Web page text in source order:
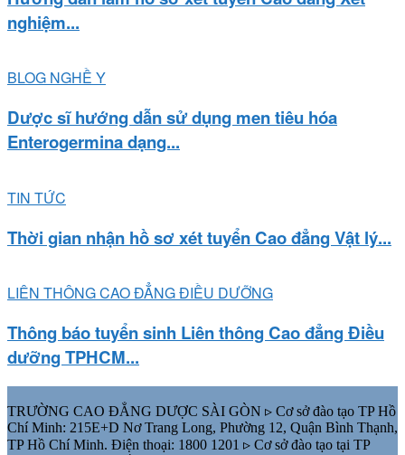
nghiệm...
BLOG NGHỀ Y
Dược sĩ hướng dẫn sử dụng men tiêu hóa
Enterogermina dạng...
TIN TỨC
Thời gian nhận hồ sơ xét tuyển Cao đẳng Vật lý...
LIÊN THÔNG CAO ĐẲNG ĐIỀU DƯỠNG
Thông báo tuyển sinh Liên thông Cao đẳng Điều
dưỡng TPHCM...
TRƯỜNG CAO ĐẲNG DƯỢC SÀI GÒN ▹ Cơ sở đào tạo TP Hồ
Chí Minh: 215E+D Nơ Trang Long, Phường 12, Quận Bình Thạnh,
TP Hồ Chí Minh. Điện thoại: 1800 1201 ▹ Cơ sở đào tạo tại TP